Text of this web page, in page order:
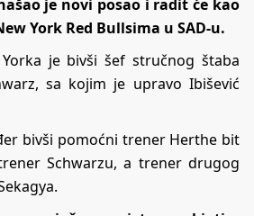
je novi posao i radit će kao
York Red Bullsima u SAD-u.
je bivši šef stručnog štaba
sa kojim je upravo Ibišević
bivši pomoćni trener Herthe bit
Schwarzu, a trener drugog